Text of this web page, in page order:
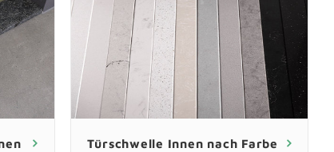
Türschwelle Innen nach Farbe